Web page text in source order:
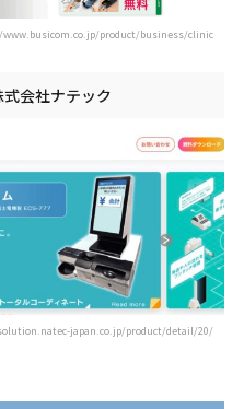
www.busicom.co.jp/product/business/clinic
会社ナテック
japan.co.jp/product/detail/20/